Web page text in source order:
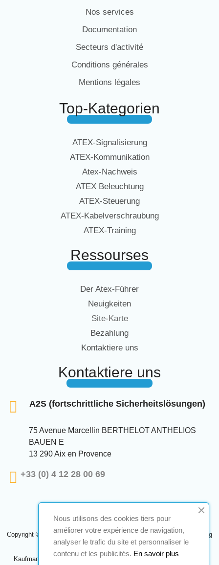
Nos services
Documentation
Secteurs d'activité
Conditions générales
Mentions légales
Top-Kategorien
ATEX-Signalisierung
ATEX-Kommunikation
Atex-Nachweis
ATEX Beleuchtung
ATEX-Steuerung
ATEX-Kabelverschraubung
ATEX-Training
Ressourses
Der Atex-Führer
Neuigkeiten
Site-Karte
Bezahlung
Kontaktiere uns
Kontaktiere uns
A2S (fortschrittliche Sicherheitslösungen)
75 Avenue Marcellin BERTHELOT ANTHELIOS
BAUEN E
13 290 Aix en Provence
+33 (0) 4 12 28 00 69
Copyright © 2024 A2S ATEX. Alle Rechte vorbehalten. Eine Realisierung
Navilog
Kaufmann, der von der offensichtlichen Meinung des Unternehmens
Nous utilisons des cookies tiers pour
améliorer votre expérience de navigation,
analyser le trafic du site et personnaliser le
contenu et les publicités. En savoir plus